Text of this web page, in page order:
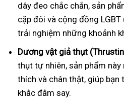
dây đeo chắc chắn, sản
cặp đôi và cộng đồng
trải nghiệm những khoảnh
Dương vật giả thụt
thụt tự nhiên, sản phẩm
thích và chân thật, giúp
khắc đắm say.